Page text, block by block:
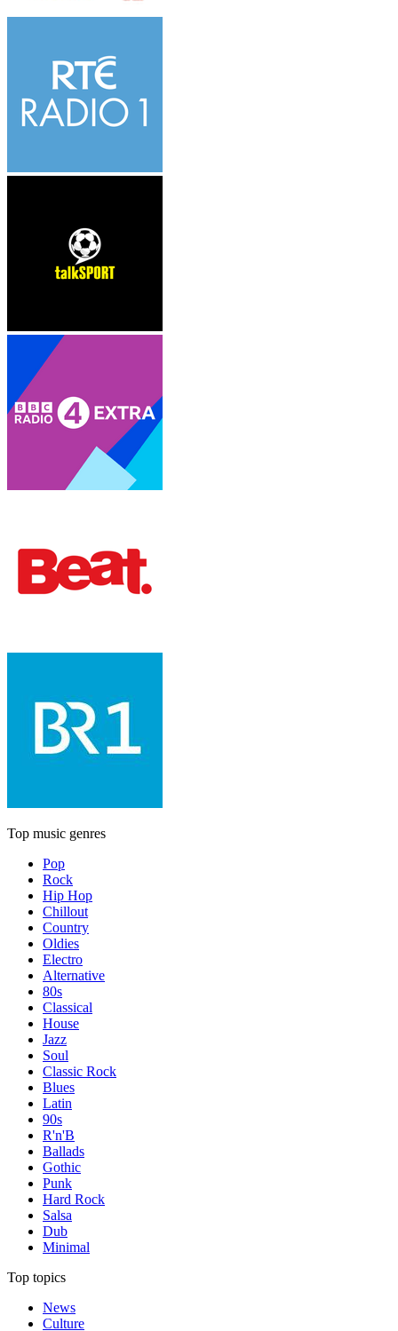
Top music genres
Pop
Rock
Hip Hop
Chillout
Country
Oldies
Electro
Alternative
80s
Classical
House
Jazz
Soul
Classic Rock
Blues
Latin
90s
R'n'B
Ballads
Gothic
Punk
Hard Rock
Salsa
Dub
Minimal
Top topics
News
Culture